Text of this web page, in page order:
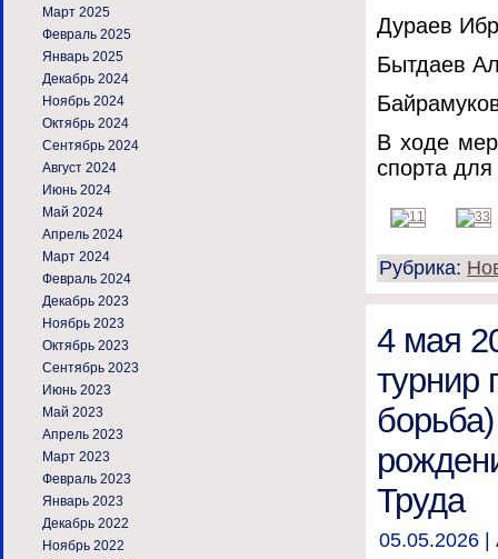
Март 2025
Февраль 2025
Январь 2025
Декабрь 2024
Ноябрь 2024
Октябрь 2024
Сентябрь 2024
Август 2024
Июнь 2024
Май 2024
Апрель 2024
Март 2024
Февраль 2024
Декабрь 2023
Ноябрь 2023
Октябрь 2023
Сентябрь 2023
Июнь 2023
Май 2023
Апрель 2023
Март 2023
Февраль 2023
Январь 2023
Декабрь 2022
Ноябрь 2022
Дураев
Бытдаев
В ходе
спорта
Рубрика:
4 мая
турнир
Труда
05.05.2026 |